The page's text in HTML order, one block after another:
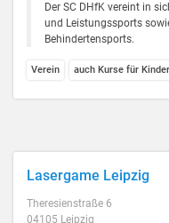
Der SC DHfK vereint in
und Leistungssports
Behindertensports.
Verein auch Kurse für
Lasergame Leipzig
Theresienstraße 6
04105 Leipzig